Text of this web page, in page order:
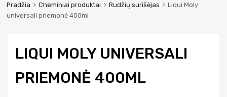
Pradžia Cheminiai produktai Rudžių surišėjas
Liqui Moly
universali priemonė 400ml
LIQUI MOLY UNIVERSALI
PRIEMONĖ 400ML